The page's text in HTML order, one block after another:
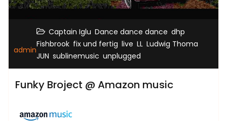
admin
Captain Iglu Dance dance dance dhp
Fishbrook fix und fertig live LL Ludwig Thoma
JUN sublinemusic unplugged
Funky Broject @ Amazon music